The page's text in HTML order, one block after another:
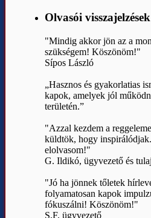
Olvasói visszajelzések
"Mindig akkor jön az a
szükségem! Köszönöm!"
Sípos László
„Hasznos és gyakorlatias
kapok, amelyek jól
területén.”
"Azzal kezdem a
küldtök, hogy
elolvasom!"
G. Ildikó, ügyvezető és
"Jó ha jönnek tőletek
folyamatosan kapok
fókuszálni! Köszönöm!"
S.F. ügyvezető